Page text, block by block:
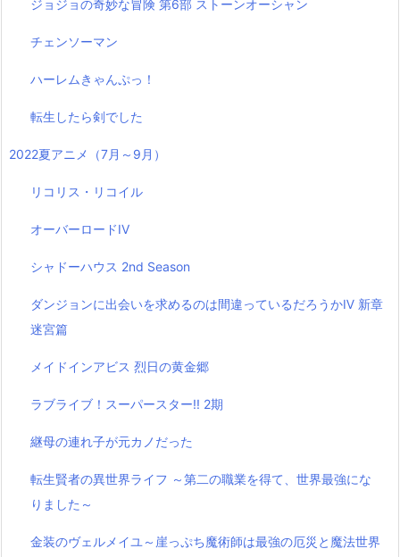
ジョジョの奇妙な冒険 第6部 ストーンオーシャン
チェンソーマン
ハーレムきゃんぷっ！
転生したら剣でした
2022夏アニメ（7月～9月）
リコリス・リコイル
オーバーロードIV
シャドーハウス 2nd Season
ダンジョンに出会いを求めるのは間違っているだろうかⅣ 新章
迷宮篇
メイドインアビス 烈日の黄金郷
ラブライブ！スーパースター!! 2期
継母の連れ子が元カノだった
転生賢者の異世界ライフ ～第二の職業を得て、世界最強にな
りました～
金装のヴェルメイユ～崖っぷち魔術師は最強の厄災と魔法世界